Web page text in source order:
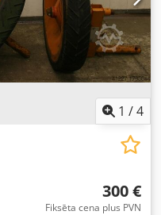
1 /4
300 €
Fiksēta cena plus PVN